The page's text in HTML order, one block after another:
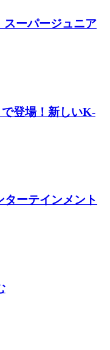
スーパージュニア
登場！新しいK-
ーテインメント